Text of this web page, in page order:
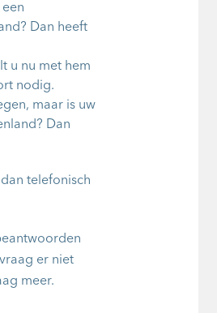
Dan heeft
u nu met hem
nodig.
maar is uw
Dan
telefonisch
er niet
meer.